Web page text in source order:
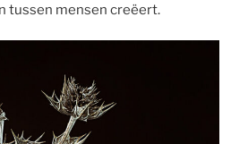
tussen mensen creëert.